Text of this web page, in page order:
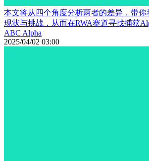
本文将从四个角度分析两者的差异，带你
现状与挑战，从而在RWA赛道寻找捕获
ABC Alpha
2025/04/02 03:00